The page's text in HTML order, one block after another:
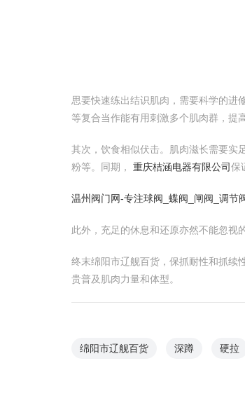
思要快速练出结识肌肉，需要科学的进
等复合当作能有用刺激多个肌肉群，提
其次，饮食相似伏击。肌肉滋长需要实
粉等。同期， 重庆桔涵电器有限公司保
温州阀门网-专注球阀_蝶阀_闸阀_调节
此外，充足的休息和还原亦然不能忽视
终末绵阳市辽舰百货，保抓耐性和抓续
贵普及肌肉力量和体型。
绵阳市辽舰百货 深蹲 硬拉